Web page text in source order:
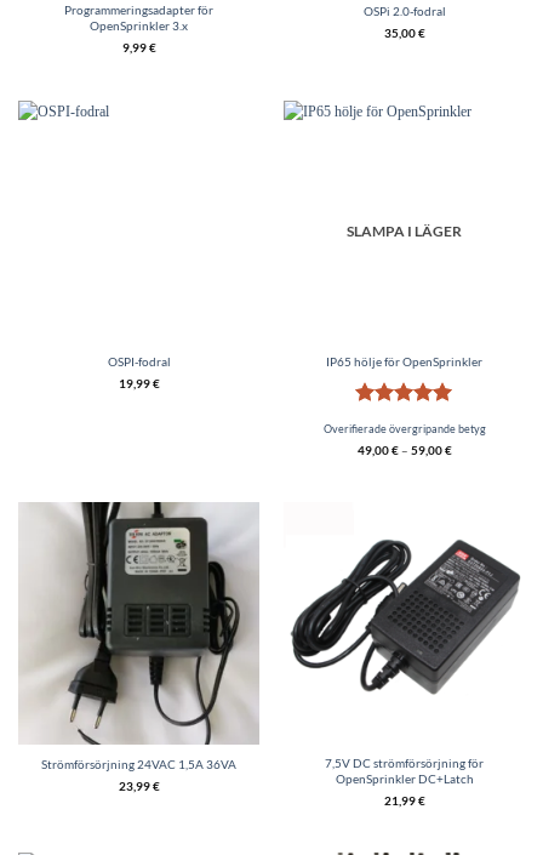
Programmeringsadapter för
OpenSprinkler 3.x
9,99€
OSPi 2.0-fodral
35,00€
OSPI-fodral
19,99€
SLAMPA I LÄGER
IP65 hölje för OpenSprinkler
Betygsatt
Overifierade övergripande betyg
49,00€– 59,00€
Strömförsörjning 24VAC 1,5A 36VA
23,99€
7,5V DC strömförsörjning för
OpenSprinkler DC+Latch
21,99€